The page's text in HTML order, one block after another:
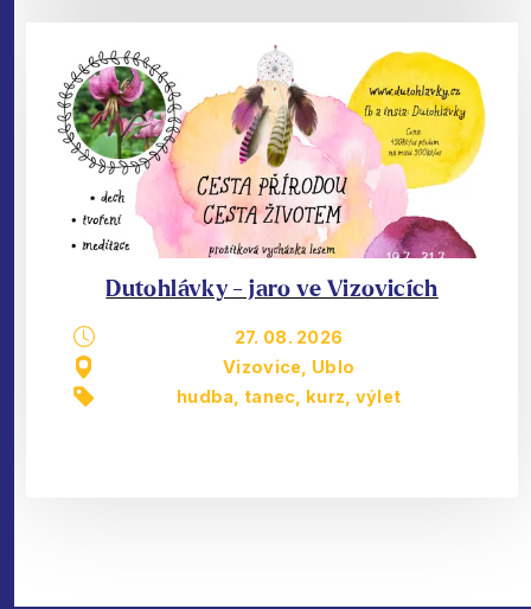
Dutohlávky - jaro ve Vizovicích
27. 08. 2026
Vizovice, Ublo
hudba, tanec kurz výlet